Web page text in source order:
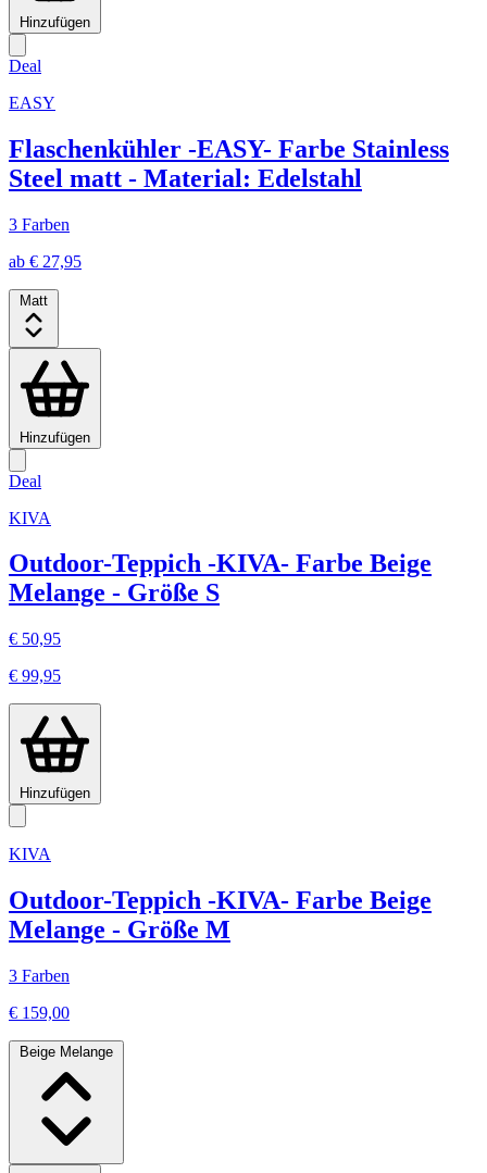
Hinzufügen
Deal
EASY
Flaschenkühler -EASY- Farbe Stainless
Steel matt - Material: Edelstahl
3 Farben
ab € 27,95
Matt
Hinzufügen
Deal
KIVA
Outdoor-Teppich -KIVA- Farbe Beige
Melange - Größe S
€ 50,95
€ 99,95
Hinzufügen
KIVA
Outdoor-Teppich -KIVA- Farbe Beige
Melange - Größe M
3 Farben
€ 159,00
Beige Melange